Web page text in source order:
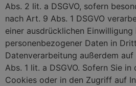
Abs. 2 lit. a DSGVO, sofern
nach Art. 9 Abs. 1 DSGVO
einer ausdrücklichen
personenbezogener Daten in
Datenverarbeitung außerdem
Abs. 1 lit. a DSGVO. Sofern Sie
Cookies oder in den Zugriff auf